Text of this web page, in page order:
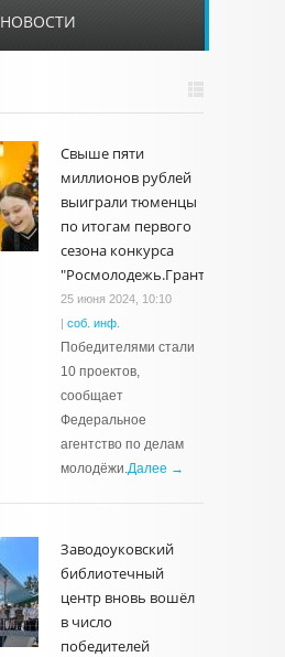
НОВОСТИ
Свыше пяти
миллионов рублей
выиграли тюменцы
по итогам первого
сезона конкурса
"Росмолодежь.Гранты"
25 июня 2024, 10:10
| соб. инф.
Победителями стали
10 проектов,
сообщает
Федеральное
агентство по делам
молодёжи.Далее →
Заводоуковский
библиотечный
центр вновь вошёл
в число
победителей